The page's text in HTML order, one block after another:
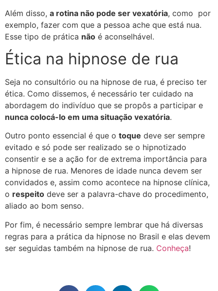
Além disso, a rotina não pode ser vexatória, como por
exemplo, fazer com que a pessoa ache que está nua.
Esse tipo de prática não é aconselhável.
Ética na hipnose de rua
Seja no consultório ou na hipnose de rua, é preciso ter
ética. Como dissemos, é necessário ter cuidado na
abordagem do indivíduo que se propôs a participar e
nunca colocá-lo em uma situação vexatória.
Outro ponto essencial é que o toque deve ser sempre
evitado e só pode ser realizado se o hipnotizado
consentir e se a ação for de extrema importância para
a hipnose de rua. Menores de idade nunca devem ser
convidados e, assim como acontece na hipnose clínica,
o respeito deve ser a palavra-chave do procedimento,
aliado ao bom senso.
Por fim, é necessário sempre lembrar que há diversas
regras para a prática da hipnose no Brasil e elas devem
ser seguidas também na hipnose de rua. Conheça!